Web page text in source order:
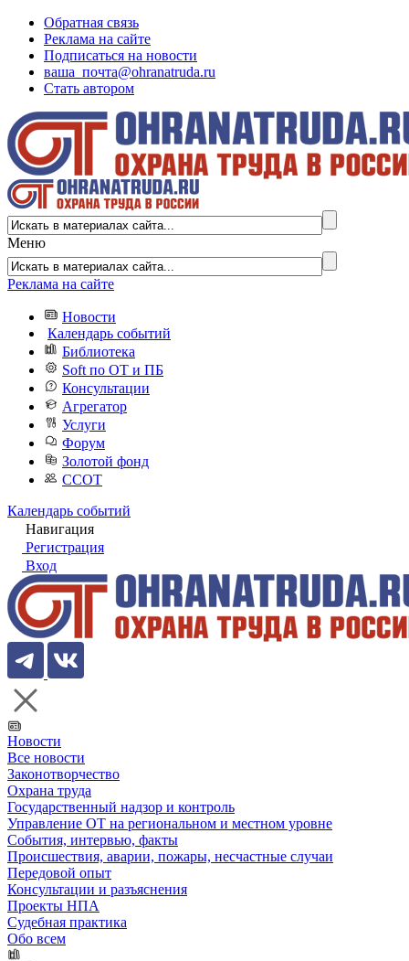
Обратная связь
Реклама на сайте
Подписаться на новости
ваша_почта@ohranatruda.ru
Стать автором
Меню
Реклама на сайте
Новости
Календарь событий
Библиотека
Soft по ОТ и ПБ
Консультации
Агрегатор
Услуги
Форум
Золотой фонд
ССОТ
Календарь событий
Навигация
Регистрация
Вход
Новости
Все новости
Законотворчество
Охрана труда
Государственный надзор и контроль
Управление ОТ на региональном и местном уровне
События, интервью, факты
Происшествия, аварии, пожары, несчастные случаи
Передовой опыт
Консультации и разъяснения
Проекты НПА
Судебная практика
Обо всем